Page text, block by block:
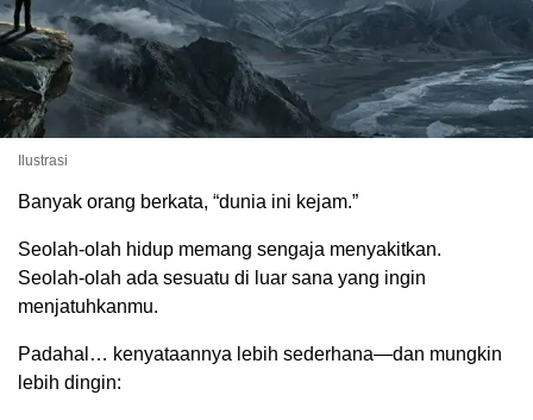
Ilustrasi
Banyak orang berkata, “dunia ini kejam.”
Seolah-olah hidup memang sengaja menyakitkan.
Seolah-olah ada sesuatu di luar sana yang ingin
menjatuhkanmu.
Padahal… kenyataannya lebih sederhana—dan mungkin
lebih dingin: